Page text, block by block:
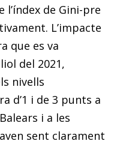
de Gini-pre
L’impacte
que es va
del 2021,
nivells
d’1 i de 3 punts a
i a les
sent clarament